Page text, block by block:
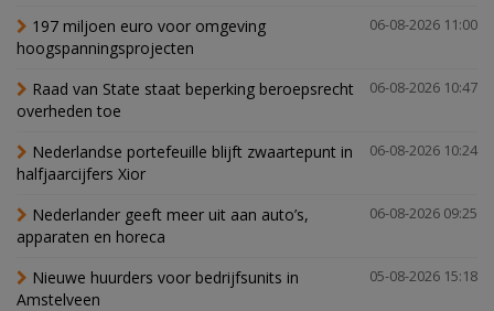
06-08-2026 11:00
197 miljoen euro voor omgeving
hoogspanningsprojecten
06-08-2026 10:47
Raad van State staat beperking beroepsrecht
overheden toe
06-08-2026 10:24
Nederlandse portefeuille blijft zwaartepunt in
halfjaarcijfers Xior
06-08-2026 09:25
Nederlander geeft meer uit aan auto’s,
apparaten en horeca
05-08-2026 15:18
Nieuwe huurders voor bedrijfsunits in
Amstelveen